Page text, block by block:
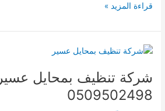
شركة
خزانات
بمحايل
عسير
0509502498
قراءة المزيد »
شركة تنظيف بمحايل عسير
0509502498